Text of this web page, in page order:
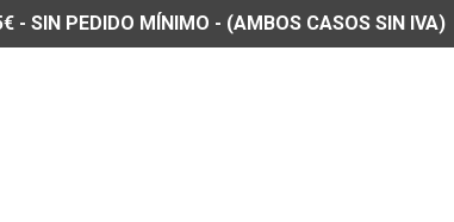
- SIN PEDIDO MÍNIMO - (AMBOS CASOS SIN IVA)